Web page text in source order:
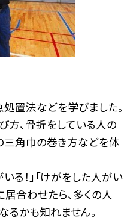
置法などを学びました。
、骨折をしている人の
三角巾の巻き方などを体
！」「けがをした人がい
居合わせたら、多くの人
るかも知れません。